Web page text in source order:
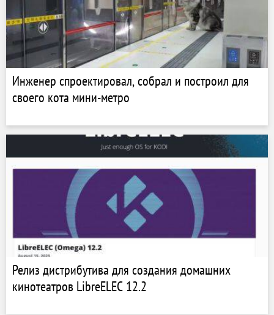
Инженер спроектировал, собрал и построил для
своего кота мини-метро
Релиз дистрибутива для создания домашних
кинотеатров LibreELEC 12.2